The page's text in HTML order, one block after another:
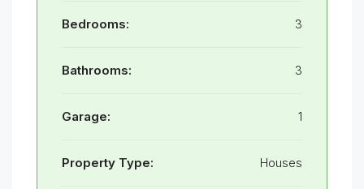
Bedrooms: 3
Bathrooms: 3
Garage: 1
Property Type: Houses